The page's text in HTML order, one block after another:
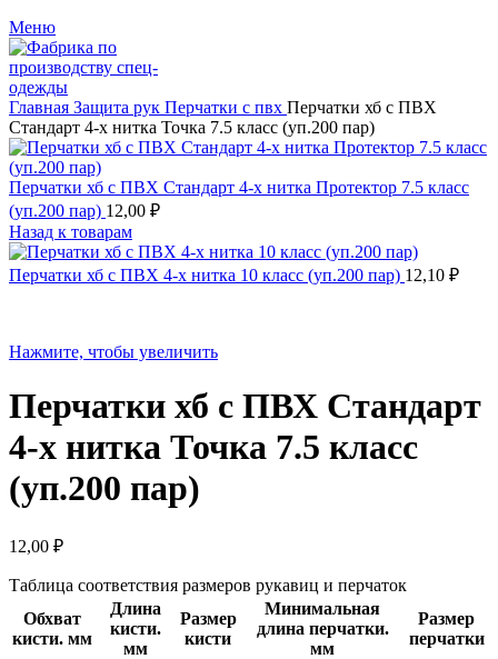
Меню
Главная Защита рук Перчатки с пвх Перчатки хб с ПВХ
Стандарт 4-х нитка Точка 7.5 класс (уп.200 пар)
Перчатки хб с ПВХ Стандарт 4-х нитка Протектор 7.5 класс
(уп.200 пар) 12,00 ₽
Назад к товарам
Перчатки хб с ПВХ 4-х нитка 10 класс (уп.200 пар) 12,10 ₽
Нажмите, чтобы увеличить
Перчатки хб с ПВХ Стандарт
4-х нитка Точка 7.5 класс
(уп.200 пар)
12,00 ₽
Таблица соответствия размеров рукавиц и перчаток
Обхват
кисти. мм
Длина
кисти.
мм
Размер
кисти
Минимальная
длина перчатки.
мм
Размер
перчатки